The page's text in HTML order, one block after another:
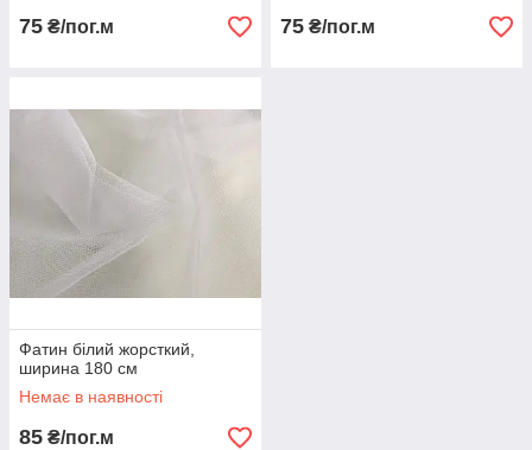
75 ₴/пог.м 75 ₴/пог.м
Фатин білий жорсткий,
ширина 180 см
Немає в наявності
85 ₴/пог.м